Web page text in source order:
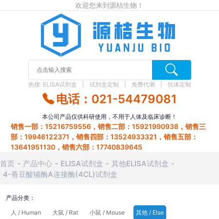
欢迎您来到源桔生物！
热搜: ELISA试剂盒 试剂盒定制 免费代测 抗体定制
电话：021-54479081
本公司产品仅供科研使用，不用于人体及临床诊断！
销售一部：15216759556，销售二部：15921990938，销售三
部：19946122371，销售四部：13524933321，销售五部：
13641951130，销售六部：17740839645
首页 产品中心 ELISA试剂盒
其他ELISA试剂盒
4-香豆酸辅酶A连接酶(4CL)试剂盒
产品分类：
人 / Human
大鼠 / Rat 小鼠 / Mouse 其他 / Else